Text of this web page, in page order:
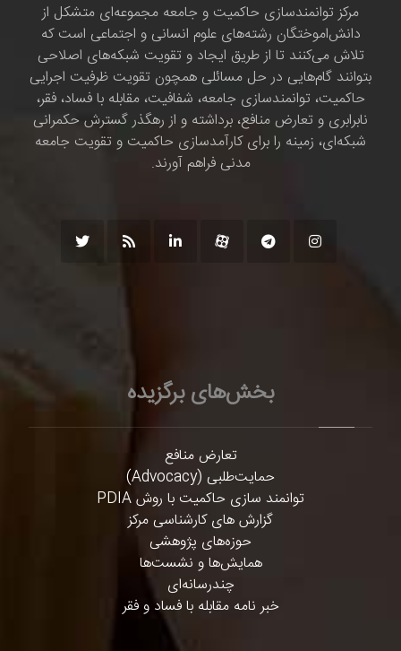
مرکز توانمندسازی حاکمیت و جامعه مجموعه‌ای متشکل از
دانش‌اموختگان رشته‌های علوم انسانی و اجتماعی است که
تلاش می‌کنند تا از طریق ایجاد و تقویت شبکه‌های اصلاحی
بتوانند گام‌هایی در حل مسائلی همچون تقویت ظرفیت اجرایی
حاکمیت، توانمندسازی جامعه، شفافیت، مقابله با فساد، فقر،
نابرابری و تعارض منافع، برداشته و از رهگذر گسترش حکمرانی
شبکه‌ای، زمینه را برای کارآمدسازی حاکمیت و تقویت جامعه
مدنی فراهم آورند.
بخش‌های برگزیده
تعارض منافع
حمایت‌طلبی (Advocacy)
توانمند سازی حاکمیت با روش PDIA
گزارش های کارشناسی مرکز
حوزه‌های پژوهشی
همایش‌ها و نشست‌ها
چندرسانه‌ای
خبر نامه مقابله با فساد و فقر